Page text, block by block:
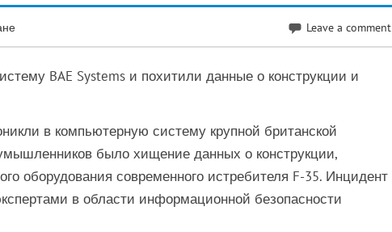
Leave a comment
BAE Systems и похитили данные о конструкции и
в компьютерную систему крупной британской
было хищение данных о конструкции,
оборудования современного истребителя F-35. Инцидент
в области информационной безопасности